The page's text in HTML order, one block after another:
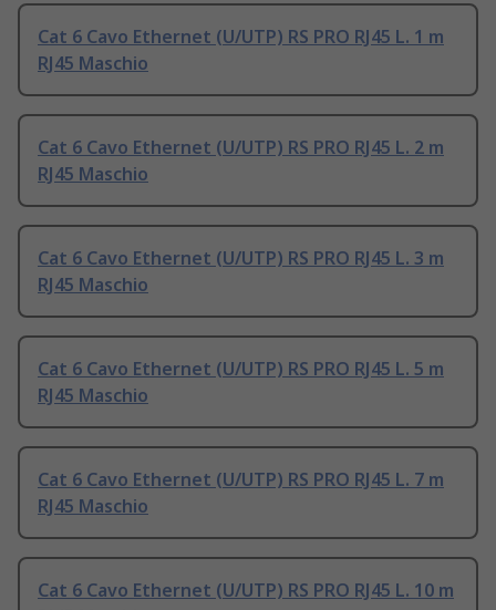
Cat 6 Cavo Ethernet (U/UTP) RS PRO RJ45 L. 1 m
RJ45 Maschio
Cat 6 Cavo Ethernet (U/UTP) RS PRO RJ45 L. 2 m
RJ45 Maschio
Cat 6 Cavo Ethernet (U/UTP) RS PRO RJ45 L. 3 m
RJ45 Maschio
Cat 6 Cavo Ethernet (U/UTP) RS PRO RJ45 L. 5 m
RJ45 Maschio
Cat 6 Cavo Ethernet (U/UTP) RS PRO RJ45 L. 7 m
RJ45 Maschio
Cat 6 Cavo Ethernet (U/UTP) RS PRO RJ45 L. 10 m